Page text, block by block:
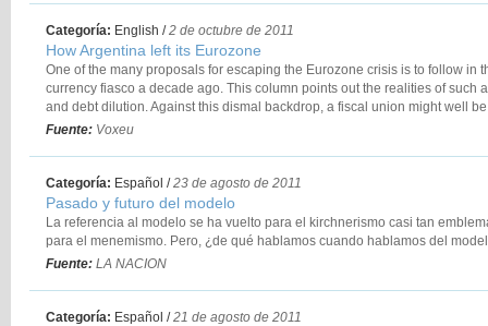
Categoría: English /2 de octubre de 2011
How Argentina left its Eurozone
One of the many proposals for escaping the Eurozone crisis is to follow in
currency fiasco a decade ago. This column points out the realities of such
and debt dilution. Against this dismal backdrop, a fiscal union might well
Fuente: Voxeu
Categoría: Español /23 de agosto de 2011
Pasado y futuro del modelo
La referencia al modelo se ha vuelto para el kirchnerismo casi tan
para el menemismo. Pero, ¿de qué hablamos cuando hablamos del
Fuente: LA NACION
Categoría: Español /21 de agosto de 2011